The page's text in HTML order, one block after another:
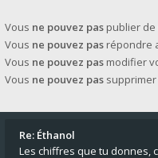
Vous ne pouvez pas publier
Vous ne pouvez pas répondre
Vous ne pouvez pas modifier
Vous ne pouvez pas
Re: Éthanol